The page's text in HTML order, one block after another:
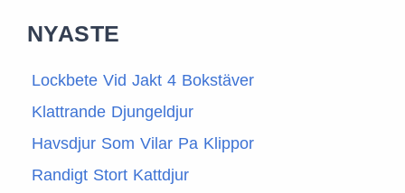
NYASTE
Lockbete Vid Jakt 4 Bokstäver
Klattrande Djungeldjur
Havsdjur Som Vilar Pa Klippor
Randigt Stort Kattdjur